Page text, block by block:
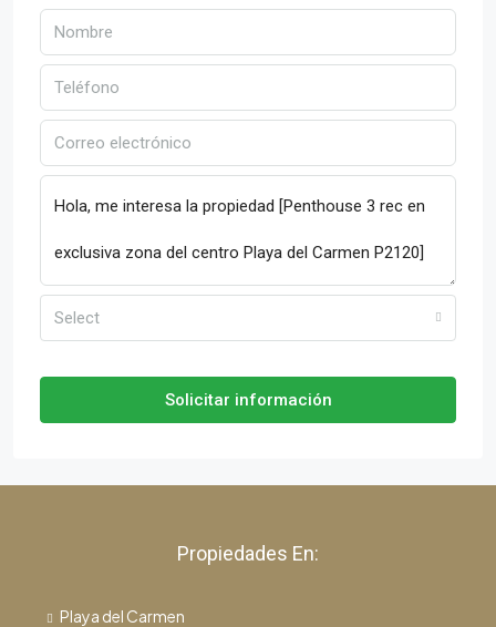
Select
Solicitar información
Propiedades En:
Playa del Carmen